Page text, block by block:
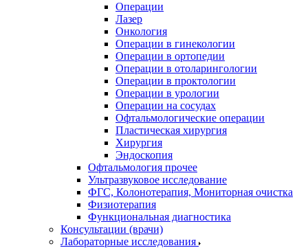
Операции
Лазер
Онкология
Операции в гинекологии
Операции в ортопедии
Операции в отоларингологии
Операции в проктологии
Операции в урологии
Операции на сосудах
Офтальмологические операции
Пластическая хирургия
Хирургия
Эндоскопия
Офтальмология прочее
Ультразвуковое исследование
ФГС, Колонотерапия, Мониторная очистка
Физиотерапия
Функциональная диагностика
Консультации (врачи)
Лабораторные исследования